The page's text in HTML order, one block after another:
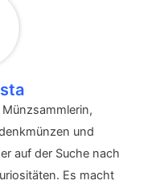
und
auf der Suche nach
Es macht